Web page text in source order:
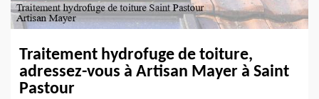
Traitement hydrofuge de toiture,
adressez-vous à Artisan Mayer à Saint
Pastour